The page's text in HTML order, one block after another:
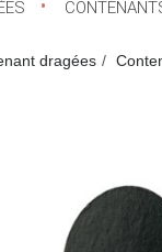
dragées